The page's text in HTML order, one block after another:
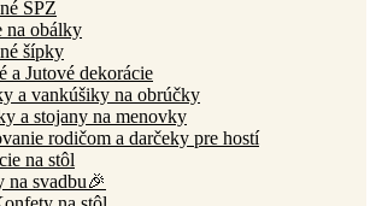
ŠPZ
na obálky
šípky
a Jutové dekorácie
a vankúšiky na obrúčky
a stojany na menovky
rodičom a darčeky pre hostí
na stôl
na svadbu🎉